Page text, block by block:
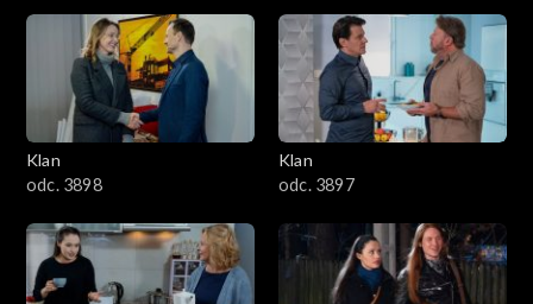
4301–4400
4201–4300
4101–4200
3901–4000
Klan
odc. 3898
Klan
odc. 3897